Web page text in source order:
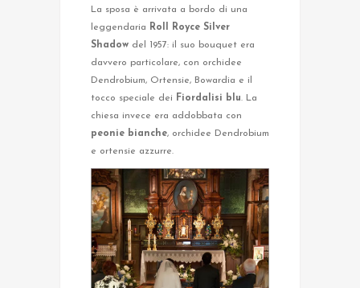
La sposa è arrivata a bordo di una
leggendaria Roll Royce Silver
Shadow del 1957: il suo bouquet era
davvero particolare, con orchidee
Dendrobium, Ortensie, Bowardia e il
tocco speciale dei Fiordalisi blu. La
chiesa invece era addobbata con
peonie bianche, orchidee Dendrobium
e ortensie azzurre.